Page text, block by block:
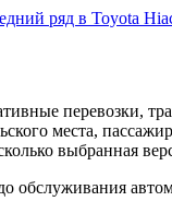
перевозки,
места,
выбранная
обслуживания